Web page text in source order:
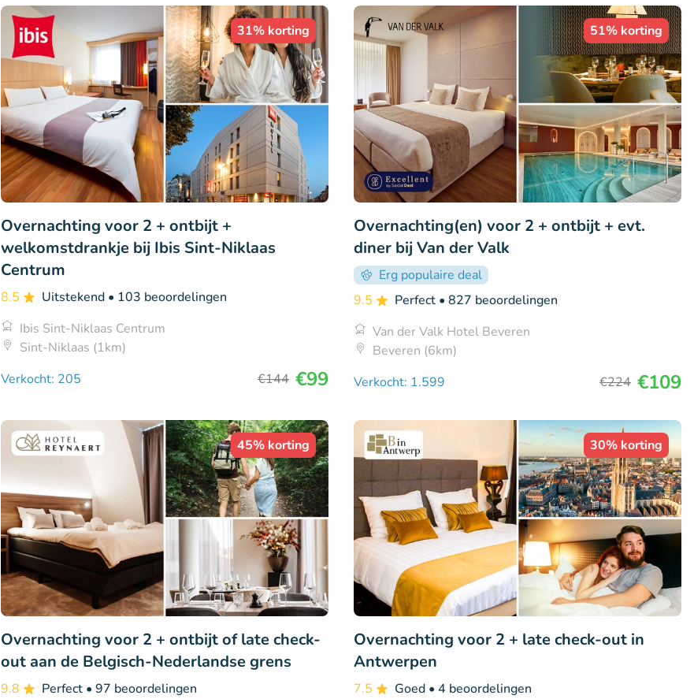
31% korting
Overnachting voor 2 + ontbijt +
welkomstdrankje bij Ibis Sint-Niklaas
Centrum
8.5 Uitstekend • 103 beoordelingen
Ibis Sint-Niklaas Centrum
Sint-Niklaas (1km)
Verkocht: 205
€144 €99
51% korting
Overnachting(en) voor 2 + ontbijt + evt.
diner bij Van der Valk
Erg populaire deal
9.5
Perfect • 827 beoordelingen
Van der Valk Hotel Beveren
Beveren (6km)
Verkocht: 1.599
€224 €109
45% korting
Overnachting voor 2 + ontbijt of late check-
out aan de Belgisch-Nederlandse grens
9.8 Perfect • 97 beoordelingen
30% korting
Overnachting voor 2 + late check-out in
Antwerpen
7.5 Goed • 4 beoordelingen